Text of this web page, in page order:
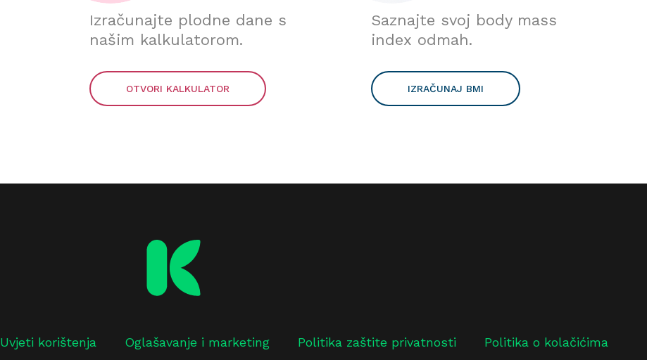
Izračunajte plodne dane s
našim kalkulatorom.
OTVORI KALKULATOR
Saznajte svoj body mass
index odmah.
IZRAČUNAJ BMI
Uvjeti korištenja Oglašavanje i marketing Politika zaštite privatnosti Politika o kolačićima